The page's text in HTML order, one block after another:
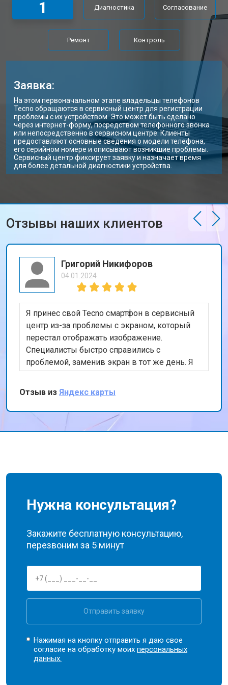
Замена Wi-Fi ноутбука Tecno от 2200 ₽ Заказать
Ремонт цепи питания от 3500 ₽ Заказать
Замена USB порта от 2200 ₽ Заказать
Заказать
Заказать
Замена оперативной памяти от 1100 ₽ Заказать
Прошивка BIOS ноутбука Tecno от 1500 ₽ Заказать
Замена северного моста от 3500 ₽ Заказать
Ремонт петель ноутбука Tecno от 3990 ₽ Заказать
1 Диагностика Согласование
Ремонт Контроль
Заявка:
На этом первоначальном этапе владельцы телефонов
Tecno обращаются в сервисный центр для регистрации
проблемы с их устройством. Это может быть сделано
через интернет-форму, посредством телефонного звонка
или непосредственно в сервисном центре. Клиенты
предоставляют основные сведения о модели телефона,
его серийном номере и описывают возникшие проблемы.
Сервисный центр фиксирует заявку и назначает время
для более детальной диагностики устройства.
Отзывы наших клиентов
Григорий Никифоров
04.01.2024
Я принес свой Tecno смартфон в сервисный
центр из-за проблемы с экраном, который
перестал отображать изображение.
Специалисты быстро справились с
проблемой, заменив экран в тот же день. Я
доволен качеством работы и скоростью
обслуживания. Спасибо за вашу
профессиональную помощь!
Отзыв из Яндекс карты
Нужна консультация?
Закажите бесплатную консультацию,
перезвоним за 5 минут
Отправить заявку
Нажимая на кнопку отправить я даю свое
согласие на обработку моихперсональных
данных.